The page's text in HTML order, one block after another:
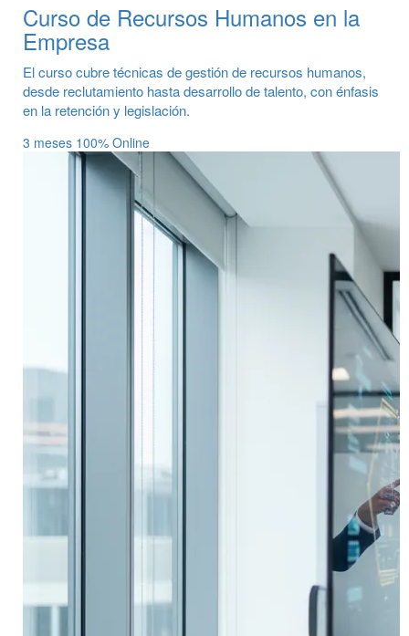
Curso de Recursos Humanos en la
Empresa
El curso cubre técnicas de gestión de recursos humanos,
desde reclutamiento hasta desarrollo de talento, con énfasis
en la retención y legislación.
3 meses 100% Online